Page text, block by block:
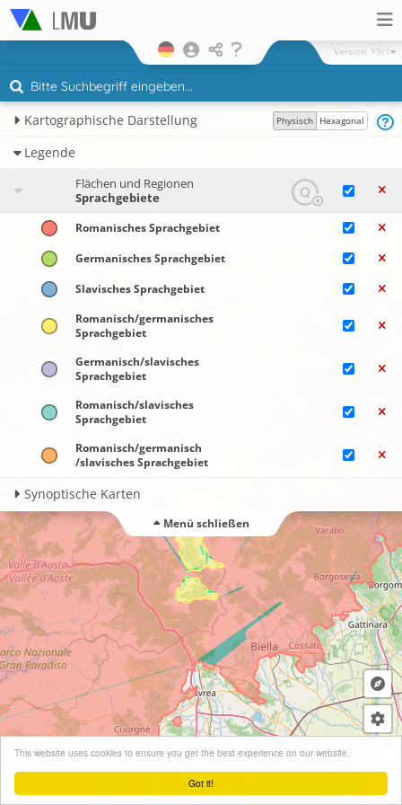
Got it!
This website uses cookies to ensure you get the best experience on our website.
Version 19/1
Leaflet| ©OpenStreetMapcontributors
Kartographische Darstellung Physisch Hexagonal
Legende
Flächen und Regionen
Sprachgebiete
Romanisches Sprachgebiet
Germanisches Sprachgebiet
Slavisches Sprachgebiet
Romanisch/​germanisches
Sprachgebiet
Germanisch/slavisches
Sprachgebiet
Romanisch/slavisches
Sprachgebiet
Romanisch​/germanisch​
/slavisches Sprachgebiet
Synoptische Karten
Menü schließen